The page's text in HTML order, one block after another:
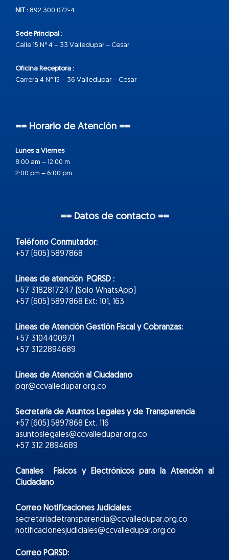
NIT : 892.300.072-4
Sede Principal :
Calle 15 N° 4 – 33 Valledupar – Cesar
Oficina Receptora :
Carrera 4 N° 15 – 36 Valledupar – Cesar
== Horario de Atención ==
Lunes a Viernes
8:00 am – 12:00 m
2:00 pm – 6:00 pm
== Datos de contacto ==
Teléfono Conmutador:
+57 (605) 5897868
Líneas de atención PQRSD :
+57 3182817247 (Solo WhatsApp)
+57 (605) 5897868 Ext: 101, 163
Líneas de Atención Gestión Fiscal y Cobranzas:
+57 3104400971
+57 3122894689
Líneas de Atención al Ciudadano
pqr@ccvalledupar.org.co
Secretaría de Asuntos Legales y de Transparencia
+57 (605) 5897868 Ext. 116
asuntoslegales@ccvalledupar.org.co
+57 312 2894689
Canales Físicos yElectrónicospara la Atención al
Ciudadano
Correo Notificaciones Judiciales:
secretariadetransparencia@ccvalledupar.org.co
notificacionesjudiciales@ccvalledupar.org.co
Correo PQRSD: